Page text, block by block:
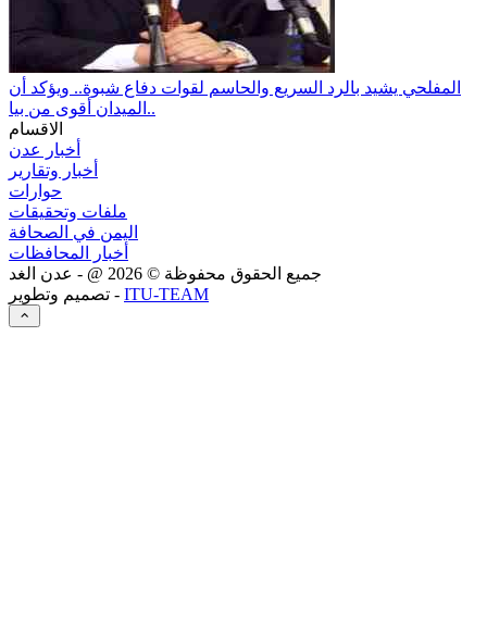
المفلحي يشيد بالرد السريع والحاسم لقوات دفاع شبوة.. ويؤكد أن
الميدان أقوى من بيا..
الاقسام
أخبار عدن
أخبار وتقارير
حوارات
ملفات وتحقيقات
اليمن في الصحافة
أخبار المحافظات
جميع الحقوق محفوظة © 2026 @ - عدن الغد
تصميم وتطوير - ITU-TEAM